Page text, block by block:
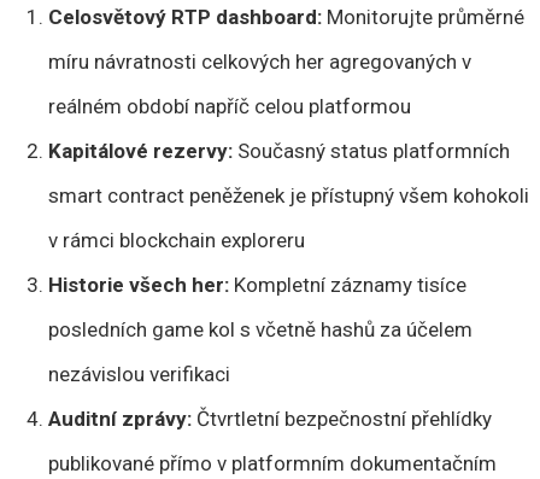
Celosvětový RTP dashboard: Monitorujte průměrné
míru návratnosti celkových her agregovaných v
reálném období napříč celou platformou
Kapitálové rezervy: Současný status platformních
smart contract peněženek je přístupný všem kohokoli
v rámci blockchain exploreru
Historie všech her: Kompletní záznamy tisíce
posledních game kol s včetně hashů za účelem
nezávislou verifikaci
Auditní zprávy: Čtvrtletní bezpečnostní přehlídky
publikované přímo v platformním dokumentačním